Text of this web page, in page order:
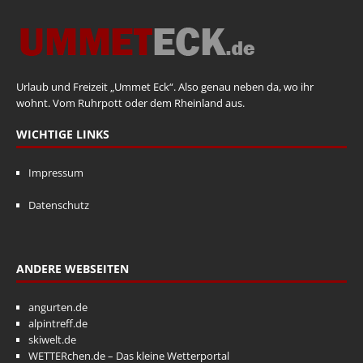
Urlaub und Freizeit „Ummet Eck“. Also genau neben da, wo ihr
wohnt. Vom Ruhrpott oder dem Rheinland aus.
WICHTIGE LINKS
Impressum
Datenschutz
ANDERE WEBSEITEN
angurten.de
alpintreff.de
skiwelt.de
WETTERchen.de – Das kleine Wetterportal